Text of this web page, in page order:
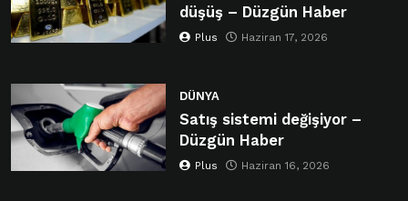
düşüş – Düzgün Haber
Plus Haziran 17, 2026
DÜNYA
Satış sistemi değişiyor –
Düzgün Haber
Plus Haziran 16, 2026